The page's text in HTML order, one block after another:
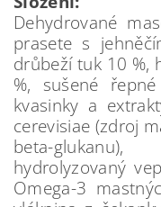
Dehydrované
prasete s
drůbeží tuk 10 %,
%, sušené
kvasinky a
cerevisiae (zdroj
beta-
hydrolyzovaný
Omega-3